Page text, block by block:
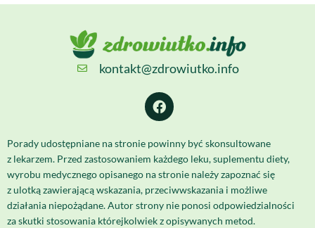
kontakt@zdrowiutko.info
Porady udostępniane na stronie powinny być skonsultowane
z lekarzem. Przed zastosowaniem każdego leku, suplementu diety,
wyrobu medycznego opisanego na stronie należy zapoznać się
z ulotką zawierającą wskazania, przeciwwskazania i możliwe
działania niepożądane. Autor strony nie ponosi odpowiedzialności
za skutki stosowania którejkolwiek z opisywanych metod.